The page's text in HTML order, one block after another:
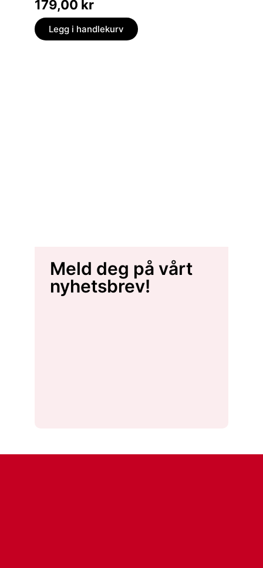
179,00 kr
Legg i handlekurv
Meld deg på vårt
nyhetsbrev!